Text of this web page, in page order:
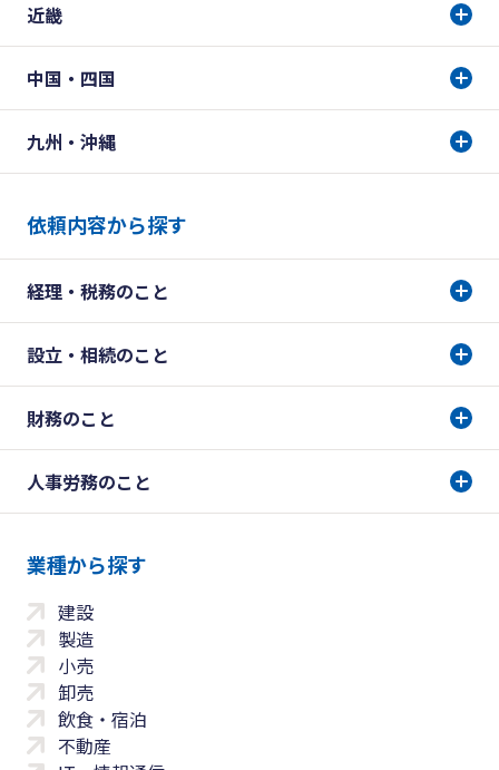
近畿
中国・四国
九州・沖縄
依頼内容から探す
経理・税務のこと
設立・相続のこと
財務のこと
人事労務のこと
業種から探す
建設
製造
小売
卸売
飲食・宿泊
不動産